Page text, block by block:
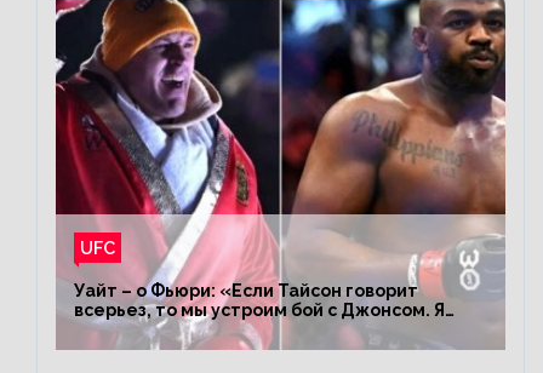
UFC
Уайт – о Фьюри: «Если Тайсон говорит
всерьез, то мы устроим бой с Джонсом. Я
заставил Флойда Мейвезера драться с
Конором»